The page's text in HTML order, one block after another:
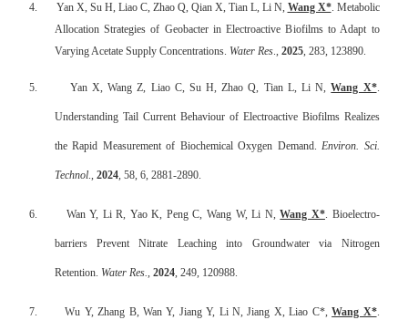
4. Yan X, Su H, Liao C, Zhao Q, Qian X, Tian L, Li N, Wang X*. Metabolic
Allocation Strategies of Geobacter in Electroactive Biofilms to Adapt to
Varying Acetate Supply Concentrations. Water Res., 2025, 283, 123890.
5. Yan X, Wang Z, Liao C, Su H, Zhao Q, Tian L, Li N,Wang X*.
Understanding Tail Current Behaviour of Electroactive Biofilms Realizes
the Rapid Measurement of Biochemical Oxygen Demand. Environ. Sci.
Technol., 2024, 58, 6, 2881-2890.
6. Wan Y, Li R, Yao K, Peng C, Wang W, Li N,Wang X*. Bioelectro-
barriers Prevent Nitrate Leaching into Groundwater via Nitrogen
Retention. Water Res., 2024, 249, 120988.
7.Wu Y, Zhang B, Wan Y, Jiang Y, Li N, Jiang X, Liao C*,Wang X*.